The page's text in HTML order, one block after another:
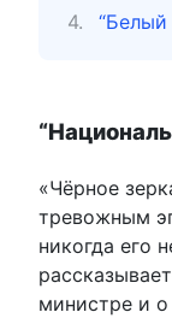
“Белый
«Чёрное
тревожным
никогда его
министре и о